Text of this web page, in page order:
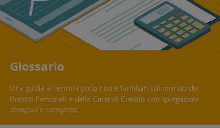
Glossario
Una guida ai termini poco noti e familiari sul mondo dei
Prestiti Personali e delle Carte di Credito con spiegazioni
semplici e complete.